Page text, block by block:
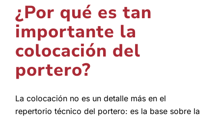
¿Por qué es tan
importante la
colocación del
portero?
La colocación no es un detalle más en el
repertorio técnico del portero: es la base sobre la